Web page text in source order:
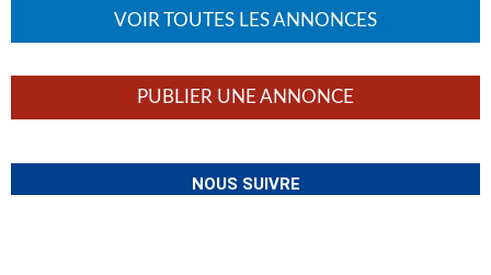
VOIR TOUTES LES ANNONCES
PUBLIER UNE ANNONCE
NOUS SUIVRE